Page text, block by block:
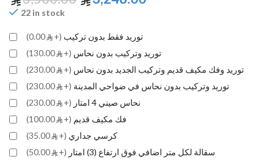
22 in stock
توريد فقط بدون تركيب (+
0.00)
توريد وتركيب بدون نحاس (+
130.00)
توريد وفك مكيف قديم وتركيب الجديد بدون نحاس (+
230.00)
توريد وتركيب بدون نحاس في ضواحي المدينة (+
230.00)
نحاس صيني 4 امتار
(+
230.00)
فك مكيف قديم (+
100.00)
كرسي جداري (+
35.00)
سقالة لكل متر اضافي فوق ارتفاع (3) امتار
(+
50.00)